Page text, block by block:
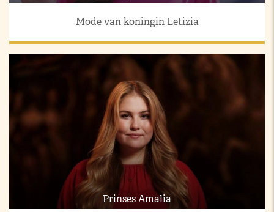
Mode van koningin Letizia
Prinses Amalia